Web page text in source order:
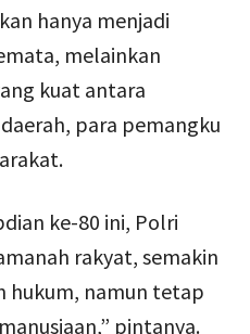
hanya menjadi
melainkan
kuat antara
para pemangku
ke-80 ini, Polri
rakyat, semakin
hukum, namun tetap
pintanya.